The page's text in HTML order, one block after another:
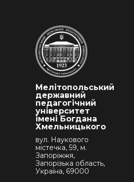
Мелітопольський
державний
педагогічний
університет
імені Богдана
Хмельницького
вул. Наукового
містечка, 59, м.
Запоріжжя,
Запорізька область,
Україна, 69000